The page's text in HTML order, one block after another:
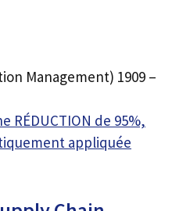
Management) 1909 –
RÉDUCTION de 95%,
appliquée